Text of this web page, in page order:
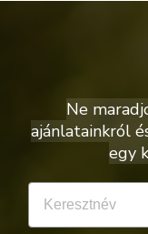
Ne
ajánlatainkról
egy